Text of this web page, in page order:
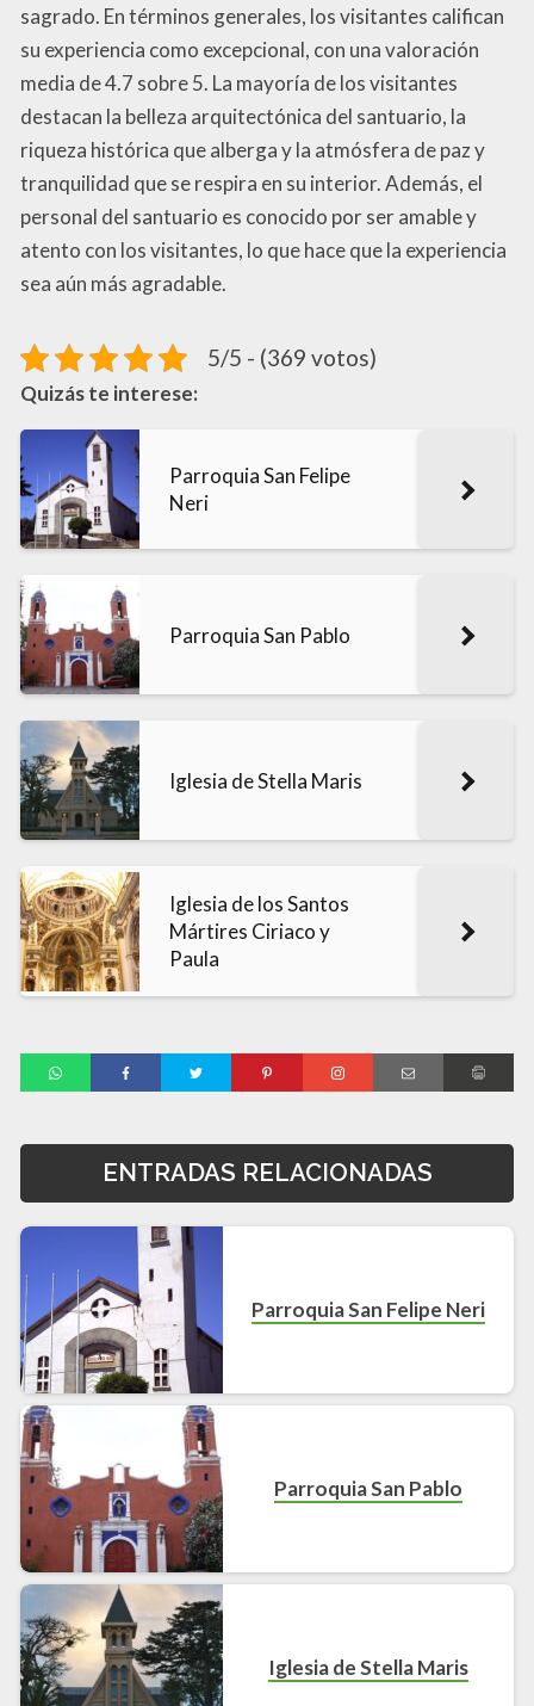
sagrado. En términos generales, los visitantes califican
su experiencia como excepcional, con una valoración
media de 4.7 sobre 5. La mayoría de los visitantes
destacan la belleza arquitectónica del santuario, la
riqueza histórica que alberga y la atmósfera de paz y
tranquilidad que se respira en su interior. Además, el
personal del santuario es conocido por ser amable y
atento con los visitantes, lo que hace que la experiencia
sea aún más agradable.
5/5 - (369 votos)
Quizás te interese:
Parroquia San Felipe
Neri
Parroquia San Pablo
Iglesia de Stella Maris
Iglesia de los Santos
Mártires Ciriaco y
Paula
ENTRADAS RELACIONADAS
Parroquia San Felipe Neri
Parroquia San Pablo
Iglesia de Stella Maris